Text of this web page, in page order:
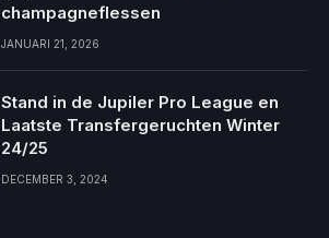
champagneflessen
JANUARI 21, 2026
Stand in de Jupiler Pro League en
Laatste Transfergeruchten Winter
24/25
DECEMBER 3, 2024